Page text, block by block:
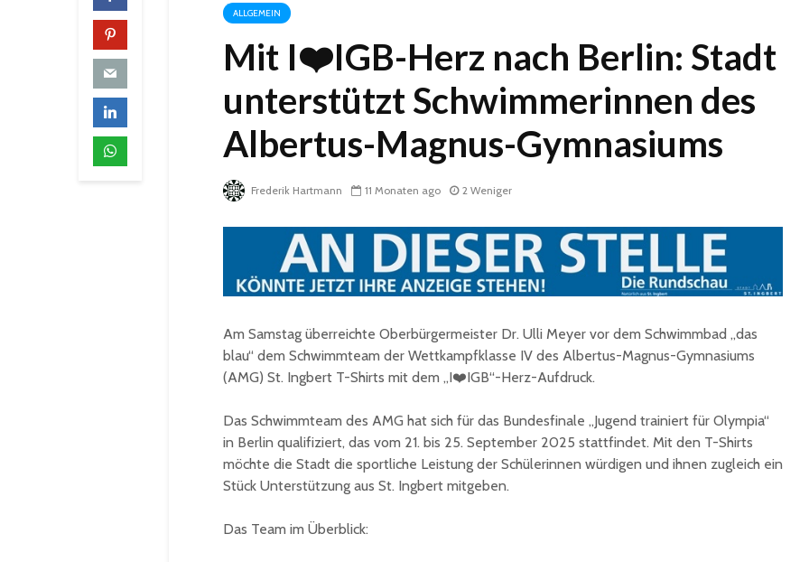
ALLGEMEIN
Mit I❤️IGB-Herz nach Berlin: Stadt
unterstützt Schwimmerinnen des
Albertus-Magnus-Gymnasiums
Frederik Hartmann 11 Monaten ago 2 Weniger
Am Samstag überreichte Oberbürgermeister Dr. Ulli Meyer vor dem Schwimmbad „das
blau“ dem Schwimmteam der Wettkampfklasse IV des Albertus-Magnus-Gymnasiums
(AMG) St. Ingbert T-Shirts mit dem „I❤️IGB“-Herz-Aufdruck.
Das Schwimmteam des AMG hat sich für das Bundesfinale „Jugend trainiert für Olympia“
in Berlin qualifiziert, das vom 21. bis 25. September 2025 stattfindet. Mit den T-Shirts
möchte die Stadt die sportliche Leistung der Schülerinnen würdigen und ihnen zugleich ein
Stück Unterstützung aus St. Ingbert mitgeben.
Das Team im Überblick:
Historische
dem Nachlass von Dr.
Karl Martin an die
Stadt St. Ingbert
übergeben
Total Normal
expandiert in St.
für ehemaliges H&M-
Stadt
Klima-
fordert